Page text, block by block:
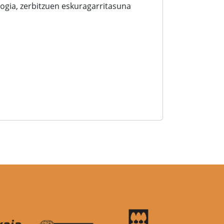
zerbitzuen eskuragarritasuna